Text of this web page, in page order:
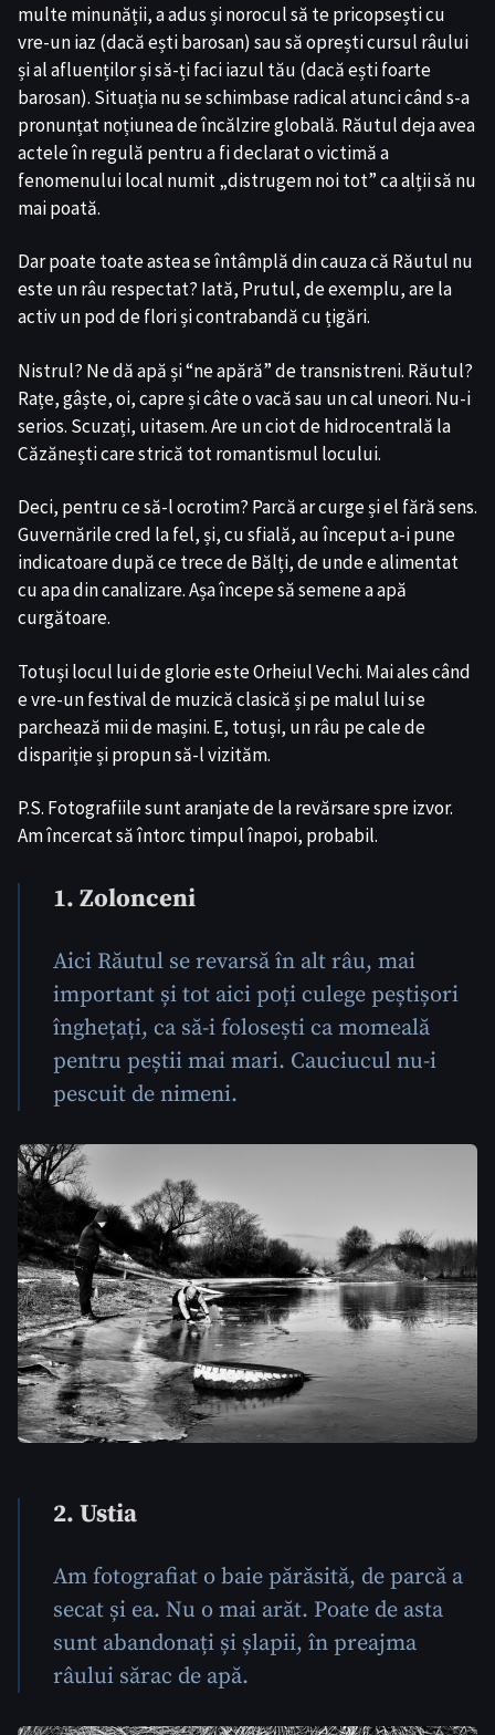
multe minunății, a adus și norocul să te pricopsești cu
vre-un iaz (dacă ești barosan) sau să oprești cursul râului
și al afluenților și să-ți faci iazul tău (dacă ești foarte
barosan). Situația nu se schimbase radical atunci când s-a
pronunțat noțiunea de încălzire globală. Răutul deja avea
actele în regulă pentru a fi declarat o victimă a
fenomenului local numit „distrugem noi tot” ca alții să nu
mai poată.
Dar poate toate astea se întâmplă din cauza că Răutul nu
este un râu respectat? Iată, Prutul, de exemplu, are la
activ un pod de flori și contrabandă cu țigări.
Nistrul? Ne dă apă și “ne apără” de transnistreni. Răutul?
Rațe, gâște, oi, capre și câte o vacă sau un cal uneori. Nu-i
serios. Scuzați, uitasem. Are un ciot de hidrocentrală la
Căzănești care strică tot romantismul locului.
Deci, pentru ce să-l ocrotim? Parcă ar curge și el fără sens.
Guvernările cred la fel, și, cu sfială, au început a-i pune
indicatoare după ce trece de Bălți, de unde e alimentat
cu apa din canalizare. Așa începe să semene a apă
curgătoare.
Totuși locul lui de glorie este Orheiul Vechi. Mai ales când
e vre-un festival de muzică clasică și pe malul lui se
parchează mii de mașini. E, totuși, un râu pe cale de
dispariție și propun să-l vizităm.
P.S. Fotografiile sunt aranjate de la revărsare spre izvor.
Am încercat să întorc timpul înapoi, probabil.
1. Zolonceni
Aici Răutul se revarsă în alt râu, mai
important și tot aici poți culege peștișori
înghețați, ca să-i folosești ca momeală
pentru peștii mai mari. Cauciucul nu-i
pescuit de nimeni.
2. Ustia
Am fotografiat o baie părăsită, de parcă a
secat și ea. Nu o mai arăt. Poate de asta
sunt abandonați și șlapii, în preajma
râului sărac de apă.